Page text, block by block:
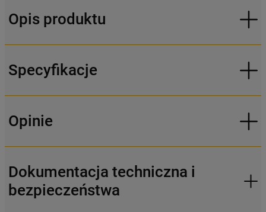
Opis produktu
Specyfikacje
Opinie
Dokumentacja techniczna i
bezpieczeństwa